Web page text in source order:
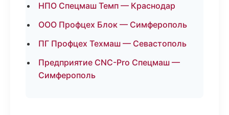
НПО Спецмаш Темп — Краснодар
ООО Профцех Блок — Симферополь
ПГ Профцех Техмаш — Севастополь
Предприятие CNC-Pro Спецмаш —
Симферополь